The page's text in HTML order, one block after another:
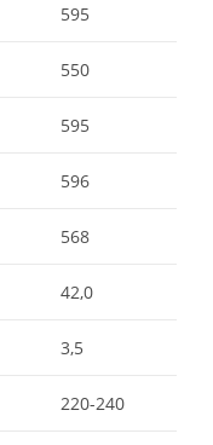
595
550
595
596
568
42,0
3,5
220-240